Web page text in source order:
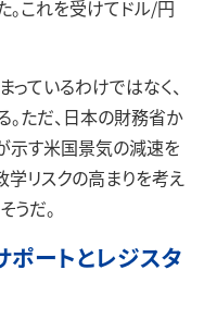
これを受けてドル/円
ているわけではなく、
ただ、日本の財務省か
示す米国景気の減速を
リスクの高まりを考え
うだ。
ートとレジスタ